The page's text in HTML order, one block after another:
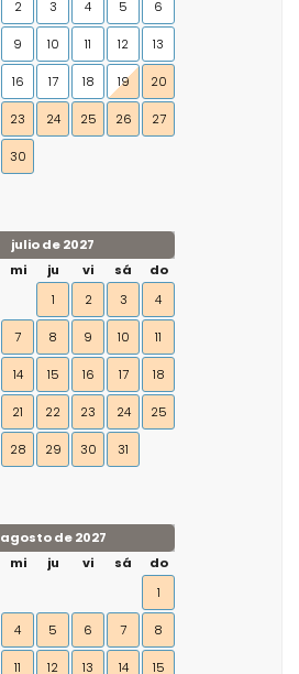
2 3 4 5 6
9 10 11 12 13
16 17 18 19 20
23 24 25 26 27
30
julio de 2027
mi ju vi sá
do
1
2 3 4
7 8 9 10 11
14 15 16 17 18
21 22 23 24 25
28 29 30 31
agosto de 2027
mi ju vi sá
do
1
4 5 6 7 8
11 12 13 14 15